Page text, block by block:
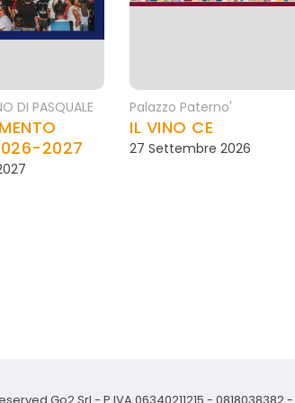
DI PASQUALE
2027
Palazzo Paterno'
IL VINO CE
27 Settembre 2026